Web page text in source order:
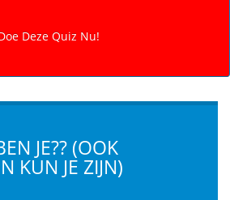
JE?? (OOK
KUN JE ZIJN)